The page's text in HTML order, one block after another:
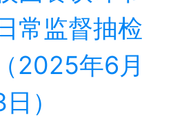
常监督抽检
2025年6月
）